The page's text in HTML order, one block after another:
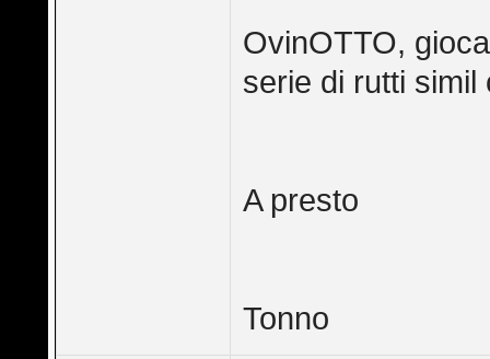
OvinOTTO,
serie di rutti simil
A presto
Tonno